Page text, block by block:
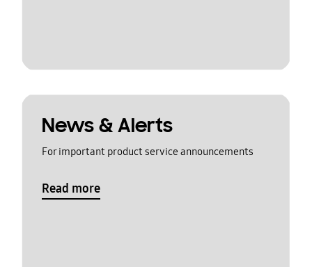
News & Alerts
For important product service announcements
Read more